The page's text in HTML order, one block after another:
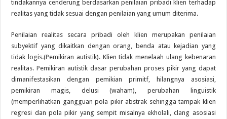
tindakannya cenderung berdasarkan penilaian pribadi klien terhadap
realitas yang tidak sesuai dengan penilaian yang umum diterima.
Penilaian realitas secara pribadi oleh klien merupakan penilaian
subyektif yang dikaitkan dengan orang, benda atau kejadian yang
tidak logis.(Pemikiran autistik). Klien tidak menelaah ulang kebenaran
realitas. Pemikiran autistik dasar perubahan proses pikir yang dapat
dimanifestasikan dengan pemikian primitf, hilangnya asosiasi,
pemikiran magis, delusi (waham), perubahan linguistik
(memperlihatkan gangguan pola pikir abstrak sehingga tampak klien
regresi dan pola pikir yang sempit misalnya ekholali, clang asosiasi